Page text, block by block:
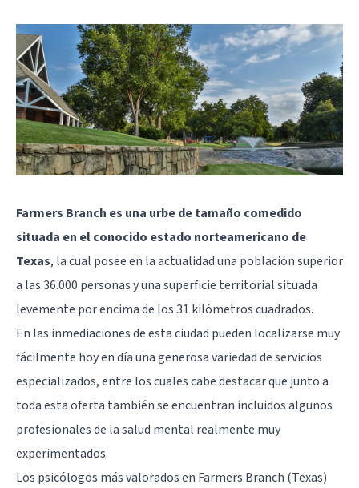
Farmers Branch es una urbe de tamaño comedido
situada en el conocido estado norteamericano de
Texas, la cual posee en la actualidad una población superior
a las 36.000 personas y una superficie territorial situada
levemente por encima de los 31 kilómetros cuadrados.
En las inmediaciones de esta ciudad pueden localizarse muy
fácilmente hoy en día una generosa variedad de servicios
especializados, entre los cuales cabe destacar que junto a
toda esta oferta también se encuentran incluidos algunos
profesionales de la salud mental realmente muy
experimentados.
Los psicólogos más valorados en Farmers Branch (Texas)